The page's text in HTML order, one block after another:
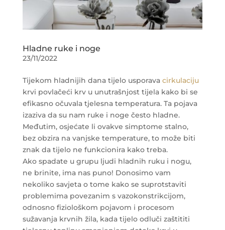
Hladne ruke i noge
23/11/2022
Tijekom hladnijih dana tijelo usporava cirkulaciju
krvi povlačeći krv u unutrašnjost tijela kako bi se
efikasno očuvala tjelesna temperatura. Ta pojava
izaziva da su nam ruke i noge često hladne.
Međutim, osjećate li ovakve simptome stalno,
bez obzira na vanjske temperature, to može biti
znak da tijelo ne funkcionira kako treba.
Ako spadate u grupu ljudi hladnih ruku i nogu,
ne brinite, ima nas puno! Donosimo vam
nekoliko savjeta o tome kako se suprotstaviti
problemima povezanim s vazokonstrikcijom,
odnosno fiziološkom pojavom i procesom
sužavanja krvnih žila, kada tijelo odluči zaštititi